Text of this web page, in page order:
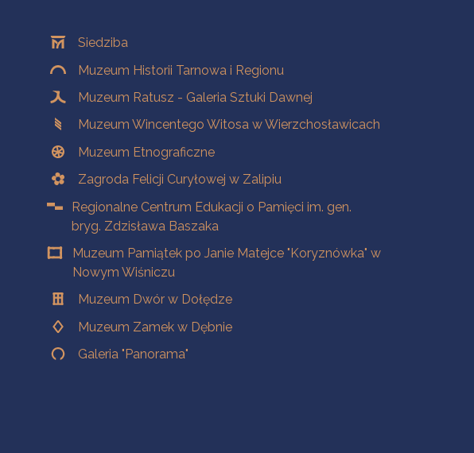
OddziałySiedziba
Muzeum Historii Tarnowa i Regionu
Muzeum Ratusz - Galeria Sztuki Dawnej
Muzeum Wincentego Witosa w Wierzchosławicach
Muzeum Etnograficzne
Zagroda Felicji Curyłowej w Zalipiu
Regionalne Centrum Edukacji o Pamięci im. gen.
bryg. Zdzisława Baszaka
Muzeum Pamiątek po Janie Matejce "Koryznówka" w
Nowym Wiśniczu
Muzeum Dwór w Dołędze
Muzeum Zamek w Dębnie
Galeria "Panorama"